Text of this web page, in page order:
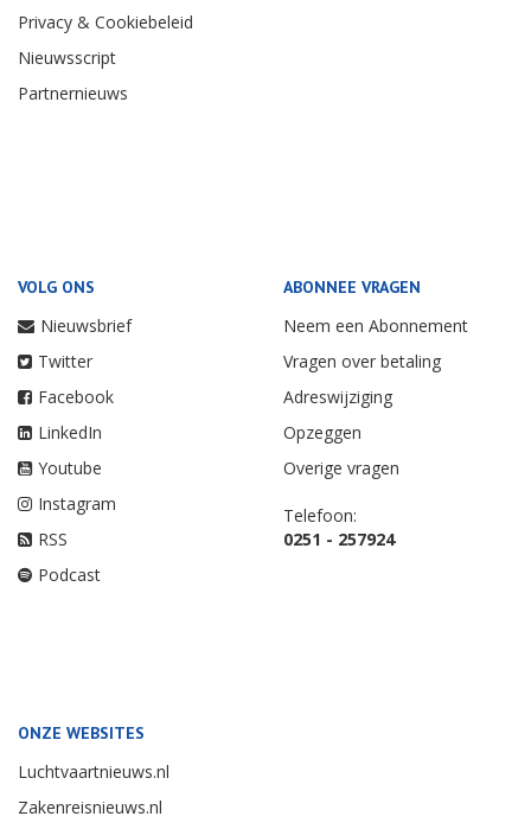
Privacy & Cookiebeleid
Nieuwsscript
Partnernieuws
VOLG ONS
Nieuwsbrief
Twitter
Facebook
LinkedIn
Youtube
Instagram
RSS
Podcast
ABONNEE VRAGEN
Neem een Abonnement
Vragen over betaling
Adreswijziging
Opzeggen
Overige vragen
Telefoon:
0251 - 257924
ONZE WEBSITES
Luchtvaartnieuws.nl
Zakenreisnieuws.nl